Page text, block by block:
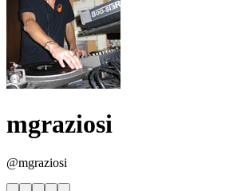
mgraziosi
@mgraziosi